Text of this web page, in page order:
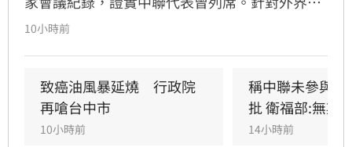
疑，與會的台大教授蘇南維還原現場，強調專家
演變為政治議題，並解釋當初主張「20%下架標
準」是基於營養標示的務實考量。（記者：簡浩
正）
10小時前
致癌油風暴延燒　行政院
再嗆台中市
10小時前
稱中聯未參與
批 衛福部:無欺
14小時前